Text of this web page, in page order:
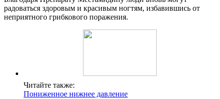
радоваться здоровым и красивым ногтям, избавившись от
неприятного грибкового поражения.
Читайте также:
Пониженное нижнее давление